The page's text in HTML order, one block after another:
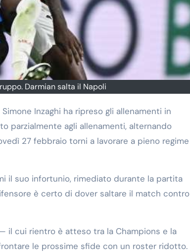
Darmian salta il Napoli
parzialmente agli allenamenti, alternando
27 febbraio torni a lavorare a pieno regime
il suo infortunio, rimediato durante la partita
è certo di dover saltare il match contro
il cui rientro è atteso tra la Champions e la
le prossime sfide con un roster ridotto.